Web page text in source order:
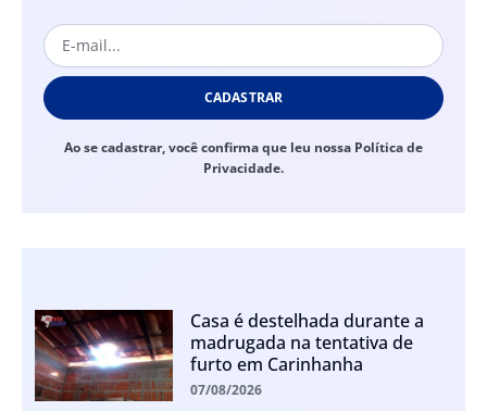
CADASTRAR
Ao se cadastrar, você confirma que leu nossa Política de
Privacidade.
Casa é destelhada durante a
madrugada na tentativa de
furto em Carinhanha
07/08/2026